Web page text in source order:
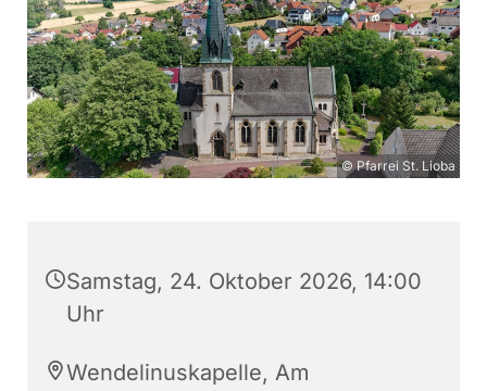
© Pfarrei St. Lioba
Samstag, 24. Oktober 2026, 14:00
Uhr
Wendelinuskapelle, Am